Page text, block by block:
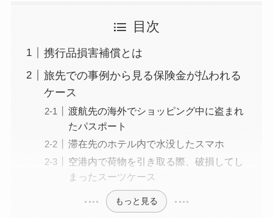
目次
携行品損害補償とは
旅先での事例から見る保険金が払われる
ケース
渡航先の海外でショッピング中に盗まれ
たパスポート
滞在先のホテル内で水没したスマホ
空港内で荷物を引き取る際、破損してし
まったスーツケース
もっと見る